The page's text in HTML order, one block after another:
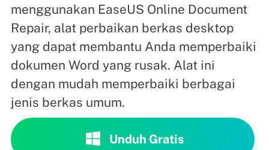
menggunakan EaseUS Online Document
Repair, alat perbaikan berkas desktop
yang dapat membantu Anda memperbaiki
dokumen Word yang rusak. Alat ini
dengan mudah memperbaiki berbagai
jenis berkas umum.
Unduh Gratis